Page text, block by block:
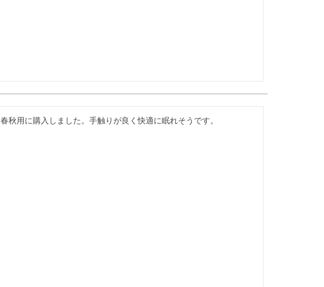
春秋用に購入しました。手触りが良く快適に眠れそうです。